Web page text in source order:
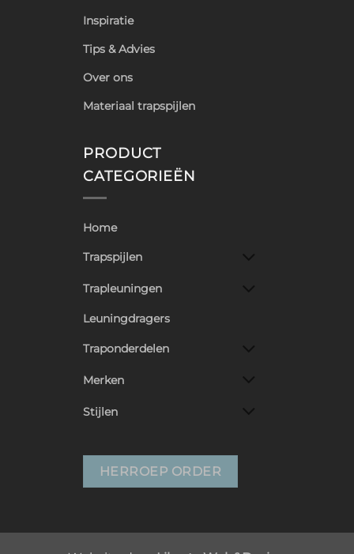
Inspiratie
Tips & Advies
Over ons
Materiaal trapspijlen
PRODUCT
CATEGORIEËN
Home
Trapspijlen
Trapleuningen
Leuningdragers
Traponderdelen
Merken
Stijlen
HERROEP ORDER